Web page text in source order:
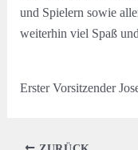
und Spielern sowie
weiterhin viel Spaß
Erster Vorsitzender